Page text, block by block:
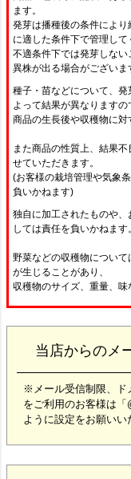
ます。
発芽は播種後の条件によ
に適した条件下で管理して
不適条件下では発芽しな
異株が出る場合がございま
種子・苗などについて、
よって結果が異なりますの
商品の生長後や収穫物に対
また商品の性質上、結果
せていただきます。
(お客様の栽培管理や気象
負いかねます)
独自に加工されたものや
しては責任を負いかねます。
野菜などの収穫物につい
が生じることがあり、
収穫物のサイズ、重量、味
当店からのメ
※メール受信制限、ド
をご利用のお客様は
ように設定をお願いい